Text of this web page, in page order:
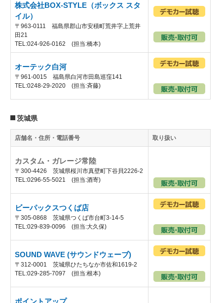
株式会社BOX-STYLE（ボックス スタ
イル）
〒963-0111 福島県郡山市安積町荒井字上荒井
田21
TEL:024-926-0162 (担当:橋本)
オーテック白河
〒961-0015 福島県白河市田島巡窪141
TEL:0248-29-2020 (担当:斉藤)
茨城県
店舗名・住所・電話番号 取り扱い
カスタム・ガレージ常陸
〒300-4426 茨城県桜川市真壁町下谷貝2226-2
TEL:0296-55-5021 (担当:酒寄)
ビーパックスつくば店
〒305-0868 茨城県つくば市台町3-14-5
TEL:029-839-0096 (担当:大久保)
SOUND WAVE (サウンドウェーブ)
〒312-0001 茨城県ひたちなか市佐和1619-2
TEL:029-285-7097 (担当:根本)
ポイントアップ